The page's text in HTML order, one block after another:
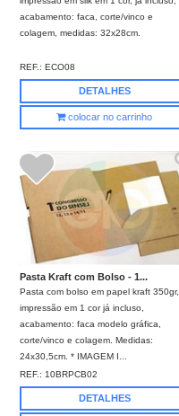
acabamento: faca, corte/vinco e
colagem, medidas: 32x28cm.
REF.:ECO08
DETALHES
colocar no carrinho
Pasta Kraft com Bolso - 1...
Pasta com bolso em papel kraft 350gr,
impressão em 1 cor já incluso,
acabamento: faca modelo gráfica,
corte/vinco e colagem. Medidas:
24x30,5cm. * IMAGEM I...
REF.: 10BRPCB02
DETALHES